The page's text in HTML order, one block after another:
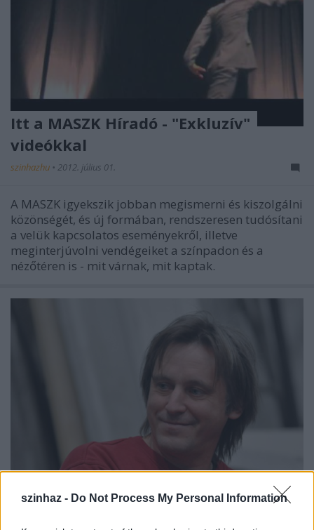
szinhaz - Do Not Process My Personal Information
Itt a MASZK Híradó - "Exkluzív"
videókkal
szinhazhu • 2012. július 01.
A MASZK igyekszik jobban megismerni és kiszolgálni
közönségét, és új formában, rendszeresen tudósítani
a velük kapcsolatos eseményekről, illetve
meginterjúvolni vendégeiket a színpadon és a
nézőtéren is - mit várnak, mit kaptak.